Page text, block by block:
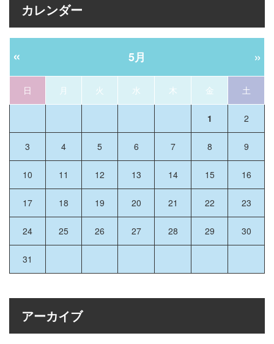
カレンダー
« 5月 »
日 月 火 水 木 金 土
1 2
3 4 5 6 7 8 9
10 11 12 13 14 15 16
17 18 19 20 21 22 23
24 25 26 27 28 29 30
31
アーカイブ